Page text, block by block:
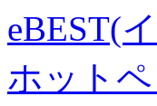
eBEST(
ホット